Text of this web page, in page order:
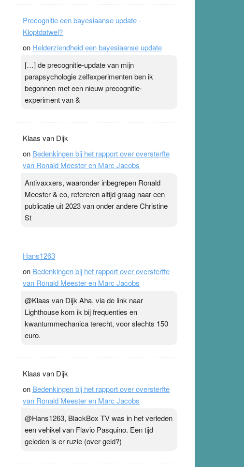
Precognitie een bayesiaanse update -
Kloptdatwel?
on Helderziendheid een bayesiaanse update
[…] de precognitie-update van mijn
parapsychologie zelfexperimenten ben ik
begonnen met een nieuw precognitie-
experiment van &
Klaas van Dijk
on Bedenkingen bij het rapport over oversterfte
van Ronald Meester en Marc Jacobs
Antivaxxers, waaronder inbegrepen Ronald
Meester & co, refereren altijd graag naar een
publicatie uit 2023 van onder andere Christine
St
Hans1263
on Bedenkingen bij het rapport over oversterfte
van Ronald Meester en Marc Jacobs
@Klaas van Dijk Aha, via de link naar
Lighthouse kom ik bij frequenties en
kwantummechanica terecht, voor slechts 150
euro.
Klaas van Dijk
on Bedenkingen bij het rapport over oversterfte
van Ronald Meester en Marc Jacobs
@Hans1263, BlackBox TV was in het verleden
een vehikel van Flavio Pasquino. Een tijd
geleden is er ruzie (over geld?)